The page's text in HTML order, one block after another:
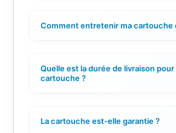
Comment entretenir ma cartouche
Quelle est la durée de livraison
cartouche ?
La cartouche est-elle garantie ?